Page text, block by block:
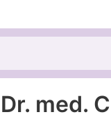
Dr. med.